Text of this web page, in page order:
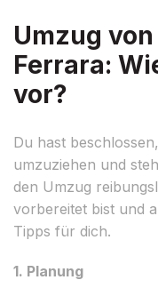
Umzug
Ferrara:
vor?
Du hast
umzuziehen und
den Umzug
vorbereitet bist und
Tipps für dich.
1. Planung